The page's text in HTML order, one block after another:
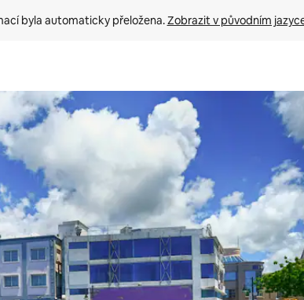
byla automaticky přeložena. Zobrazit v původním